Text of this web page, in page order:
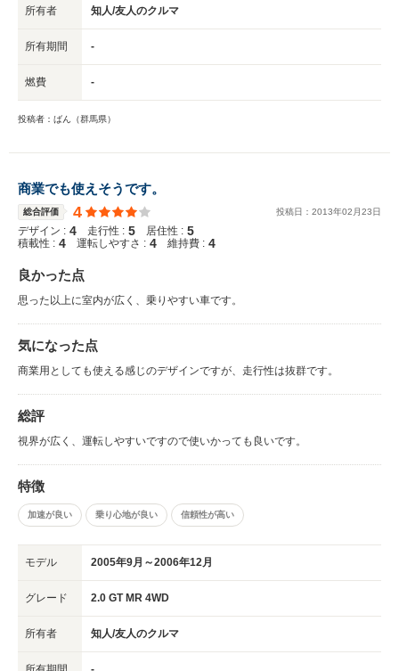
所有者 知人/友人のクルマ
所有期間 -
燃費 -
投稿者：ばん（群馬県）
商業でも使えそうです。
総合評価 4 投稿日： 2013年02 月23日
デザイン : 4 走行性 : 5 居住性 : 5
積載性 : 4 運転しやすさ : 4 維持費 : 4
良かった点
思った以上に室内が広く、乗りやすい車です。
気になった点
商業用としても使える感じのデザインですが、走行性は抜群です。
総評
視界が広く、運転しやすいですので使いかっても良いです。
特徴
加速が良い 乗り心地が良い 信頼性が高い
モデル 2005年9月～2006年12月
グレード 2.0 GT MR 4WD
所有者 知人/友人のクルマ